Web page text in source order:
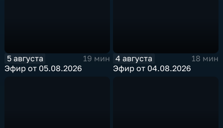
5 августа
19 мин
Эфир от 05.08.2026
4 августа
18 мин
Эфир от 04.08.2026